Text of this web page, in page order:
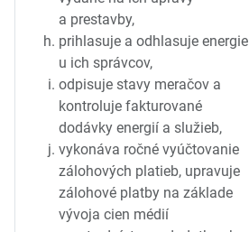
a prestavby,
prihlasuje a odhlasuje energie
u ich správcov,
odpisuje stavy meračov a
kontroluje fakturované
dodávky energií a služieb,
vykonáva ročné vyúčtovanie
zálohových platieb, upravuje
zálohové platby na základe
vývoja cien médií